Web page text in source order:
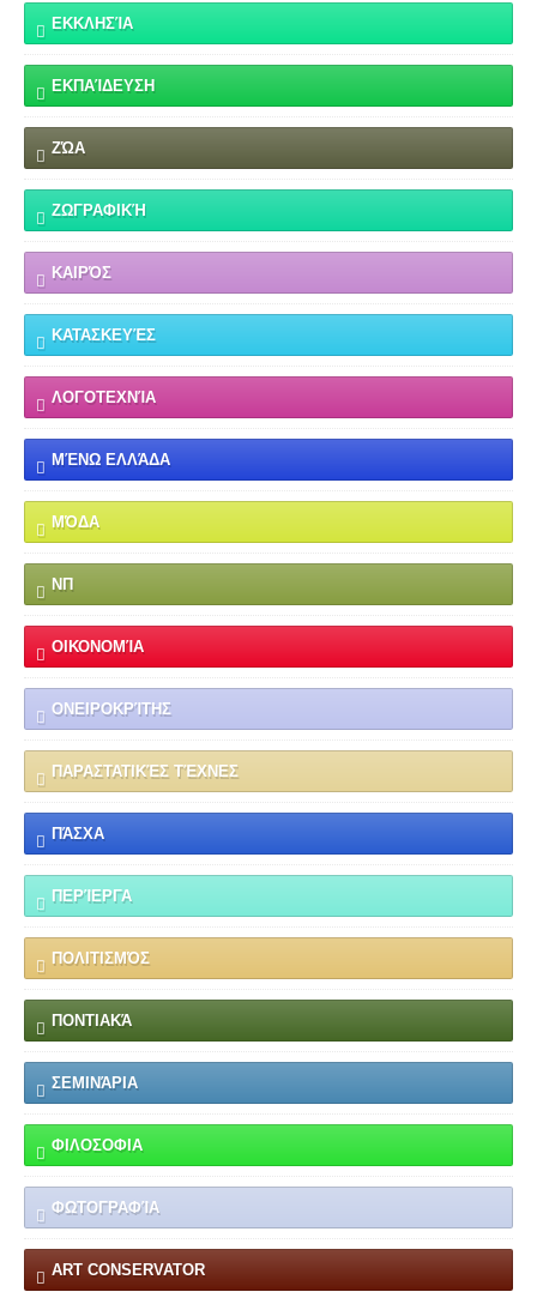
ΕΚΚΛΗΣΊΑ
ΕΚΠΑΊΔΕΥΣΗ
ΖΏΑ
ΖΩΓΡΑΦΙΚΉ
ΚΑΙΡΌΣ
ΚΑΤΑΣΚΕΥΈΣ
ΛΟΓΟΤΕΧΝΊΑ
ΜΈΝΩ ΕΛΛΆΔΑ
ΜΌΔΑ
ΝΠ
ΟΙΚΟΝΟΜΊΑ
ΟΝΕΙΡΟΚΡΊΤΗΣ
ΠΑΡΑΣΤΑΤΙΚΈΣ ΤΈΧΝΕΣ
ΠΆΣΧΑ
ΠΕΡΊΕΡΓΑ
ΠΟΛΙΤΙΣΜΌΣ
ΠΟΝΤΙΑΚΆ
ΣΕΜΙΝΆΡΙΑ
ΦΙΛΟΣΟΦΙΑ
ΦΩΤΟΓΡΑΦΊΑ
ART CONSERVATOR